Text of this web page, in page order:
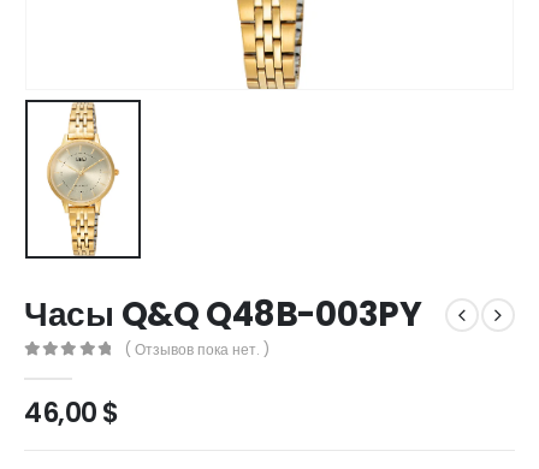
Часы Q&Q Q48B-003PY
( Отзывов пока нет. )
46,00$